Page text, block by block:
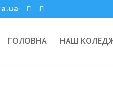
ГОЛОВНА НАШ